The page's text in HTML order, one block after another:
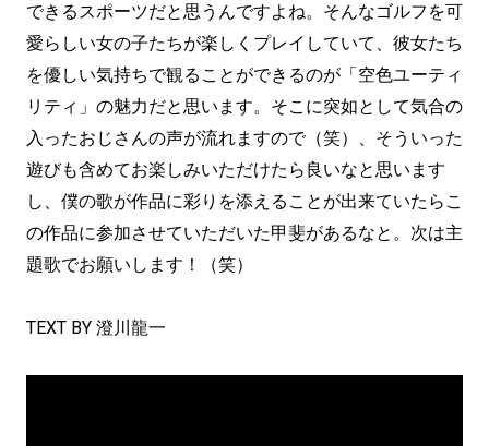
できるスポーツだと思うんですよね。そんなゴルフを可
愛らしい女の子たちが楽しくプレイしていて、彼女たち
を優しい気持ちで観ることができるのが「空色ユーティ
リティ」の魅力だと思います。そこに突如として気合の
入ったおじさんの声が流れますので（笑）、そういった
遊びも含めてお楽しみいただけたら良いなと思います
し、僕の歌が作品に彩りを添えることが出来ていたらこ
の作品に参加させていただいた甲斐があるなと。次は主
題歌でお願いします！（笑）
TEXT BY 澄川龍一